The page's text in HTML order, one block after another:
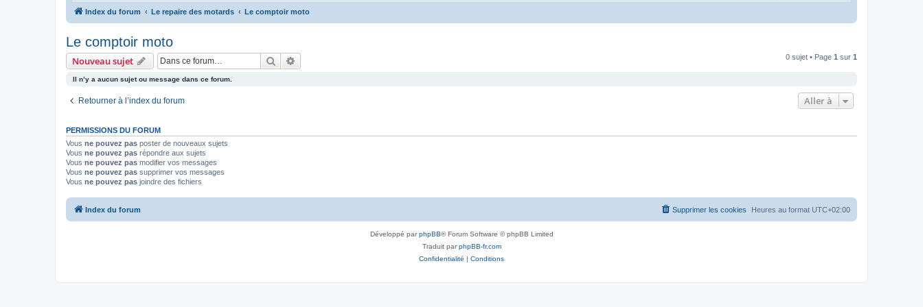
Index du forum Le repaire des motards Le comptoir moto
Le comptoir moto
Nouveau sujet Rechercher 0 sujet • Page 1 sur 1
Il n’y a aucun sujet ou message dans ce forum.
Retourner à l’index du forum Aller à
PERMISSIONS DU FORUM
Vous ne pouvez pas poster de nouveaux sujets
Vous ne pouvez pas répondre aux sujets
Vous ne pouvez pas modifier vos messages
Vous ne pouvez pas supprimer vos messages
Vous ne pouvez pas joindre des fichiers
Index du forum Heures au format UTC+02:00
Supprimer les cookies
Développé parphpBB® Forum Software © phpBB Limited
Traduit parphpBB-fr.com
Confidentialité | Conditions